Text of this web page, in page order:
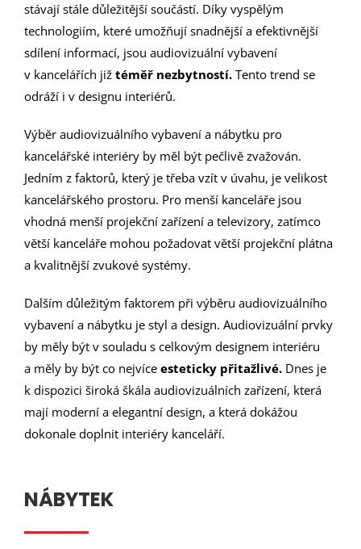
stávají stále důležitější součástí. Díky vyspělým
technologiím, které umožňují snadnější a efektivnější
sdílení informací, jsou audiovizuální vybavení
v kancelářích již téměř nezbytností. Tento trend se
odráží i v designu interiérů.
Výběr audiovizuálního vybavení a nábytku pro
kancelářské interiéry by měl být pečlivě zvažován.
Jedním z faktorů, který je třeba vzít v úvahu, je velikost
kancelářského prostoru. Pro menší kanceláře jsou
vhodná menší projekční zařízení a televizory, zatímco
větší kanceláře mohou požadovat větší projekční plátna
a kvalitnější zvukové systémy.
Dalším důležitým faktorem při výběru audiovizuálního
vybavení a nábytku je styl a design. Audiovizuální prvky
by měly být v souladu s celkovým designem interiéru
a měly by být co nejvíce esteticky přitažlivé. Dnes je
k dispozici široká škála audiovizuálních zařízení, která
mají moderní a elegantní design, a která dokážou
dokonale doplnit interiéry kanceláří.
NÁBYTEK